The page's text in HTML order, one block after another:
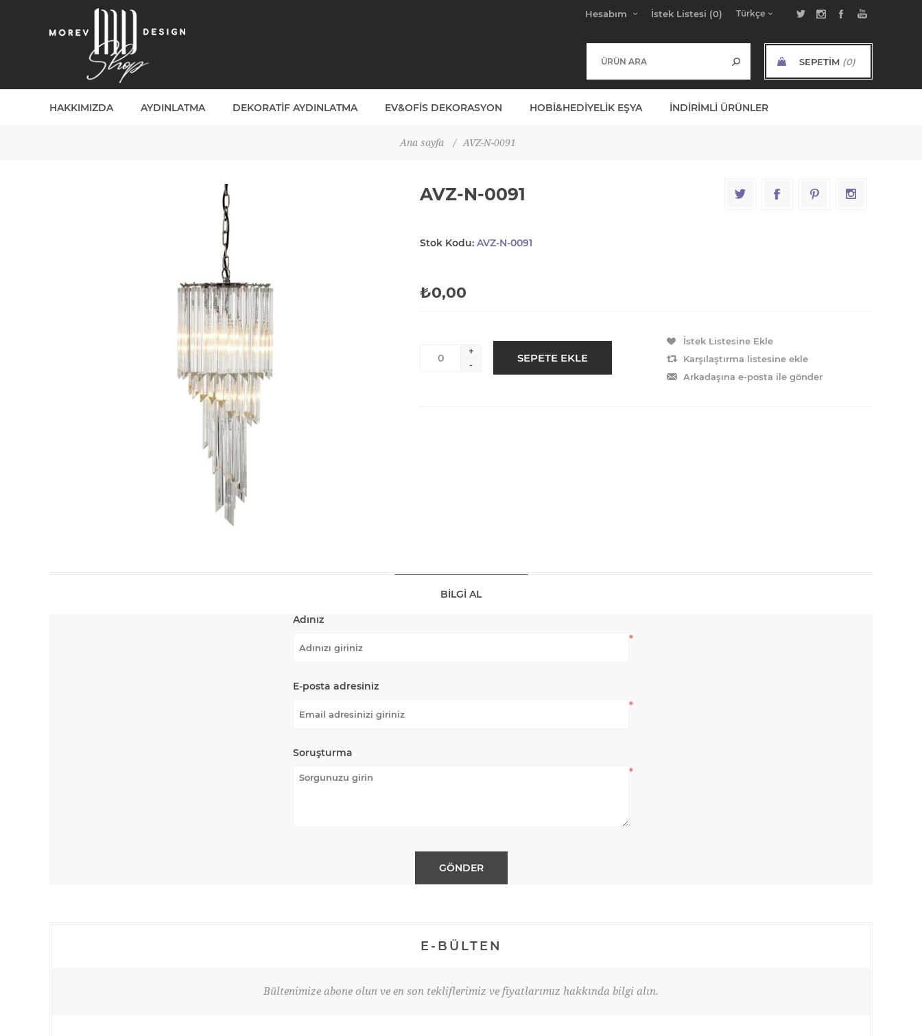
Hesabım İstek Listesi (0)
SEPETIM (0)
HAKKIMIZDA AYDINLATMA DEKORATIF AYDINLATMA EV&OFIS DEKORASYON HOBI&HEDIYELIK EŞYA İNDIRIMLI ÜRÜNLER
Ana sayfa / AVZ-N-0091
AVZ-N-0091
Stok Kodu: AVZ-N-0091
₺0,00
+
-
BILGI AL
Adınız
*
E-posta adresiniz
*
Soruşturma
*
E-BÜLTEN
Bültenimize abone olun ve en son tekliflerimiz ve fiyatlarımız hakkında bilgi alın.